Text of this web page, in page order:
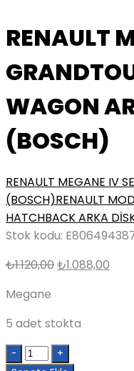
RENAULT
WAGON
(BOSCH)
RENAULT MEGANE IV
(BOSCH)RENAULT
HATCHBACK ARKA
Stok kodu:
₺1.120,00Orijinal
₺1.088,00
Megane
5 adet stokta
Quantity